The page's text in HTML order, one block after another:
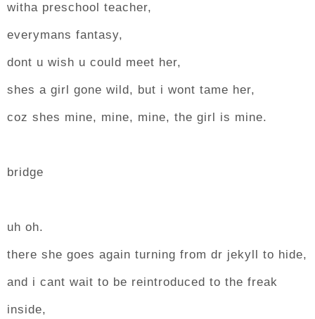
witha preschool teacher,
everymans fantasy,
dont u wish u could meet her,
shes a girl gone wild, but i wont tame her,
coz shes mine, mine, mine, the girl is mine.
bridge
uh oh.
there she goes again turning from dr jekyll to hide,
and i cant wait to be reintroduced to the freak
inside,